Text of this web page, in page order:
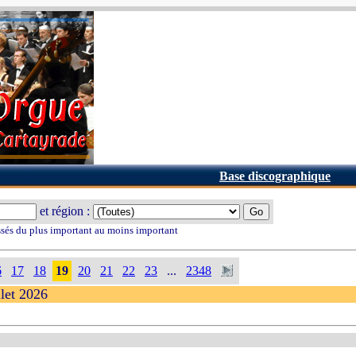
Base discographique
et région :
du plus important au moins important
17 18 19 20 21 22 23 ... 2348
2026